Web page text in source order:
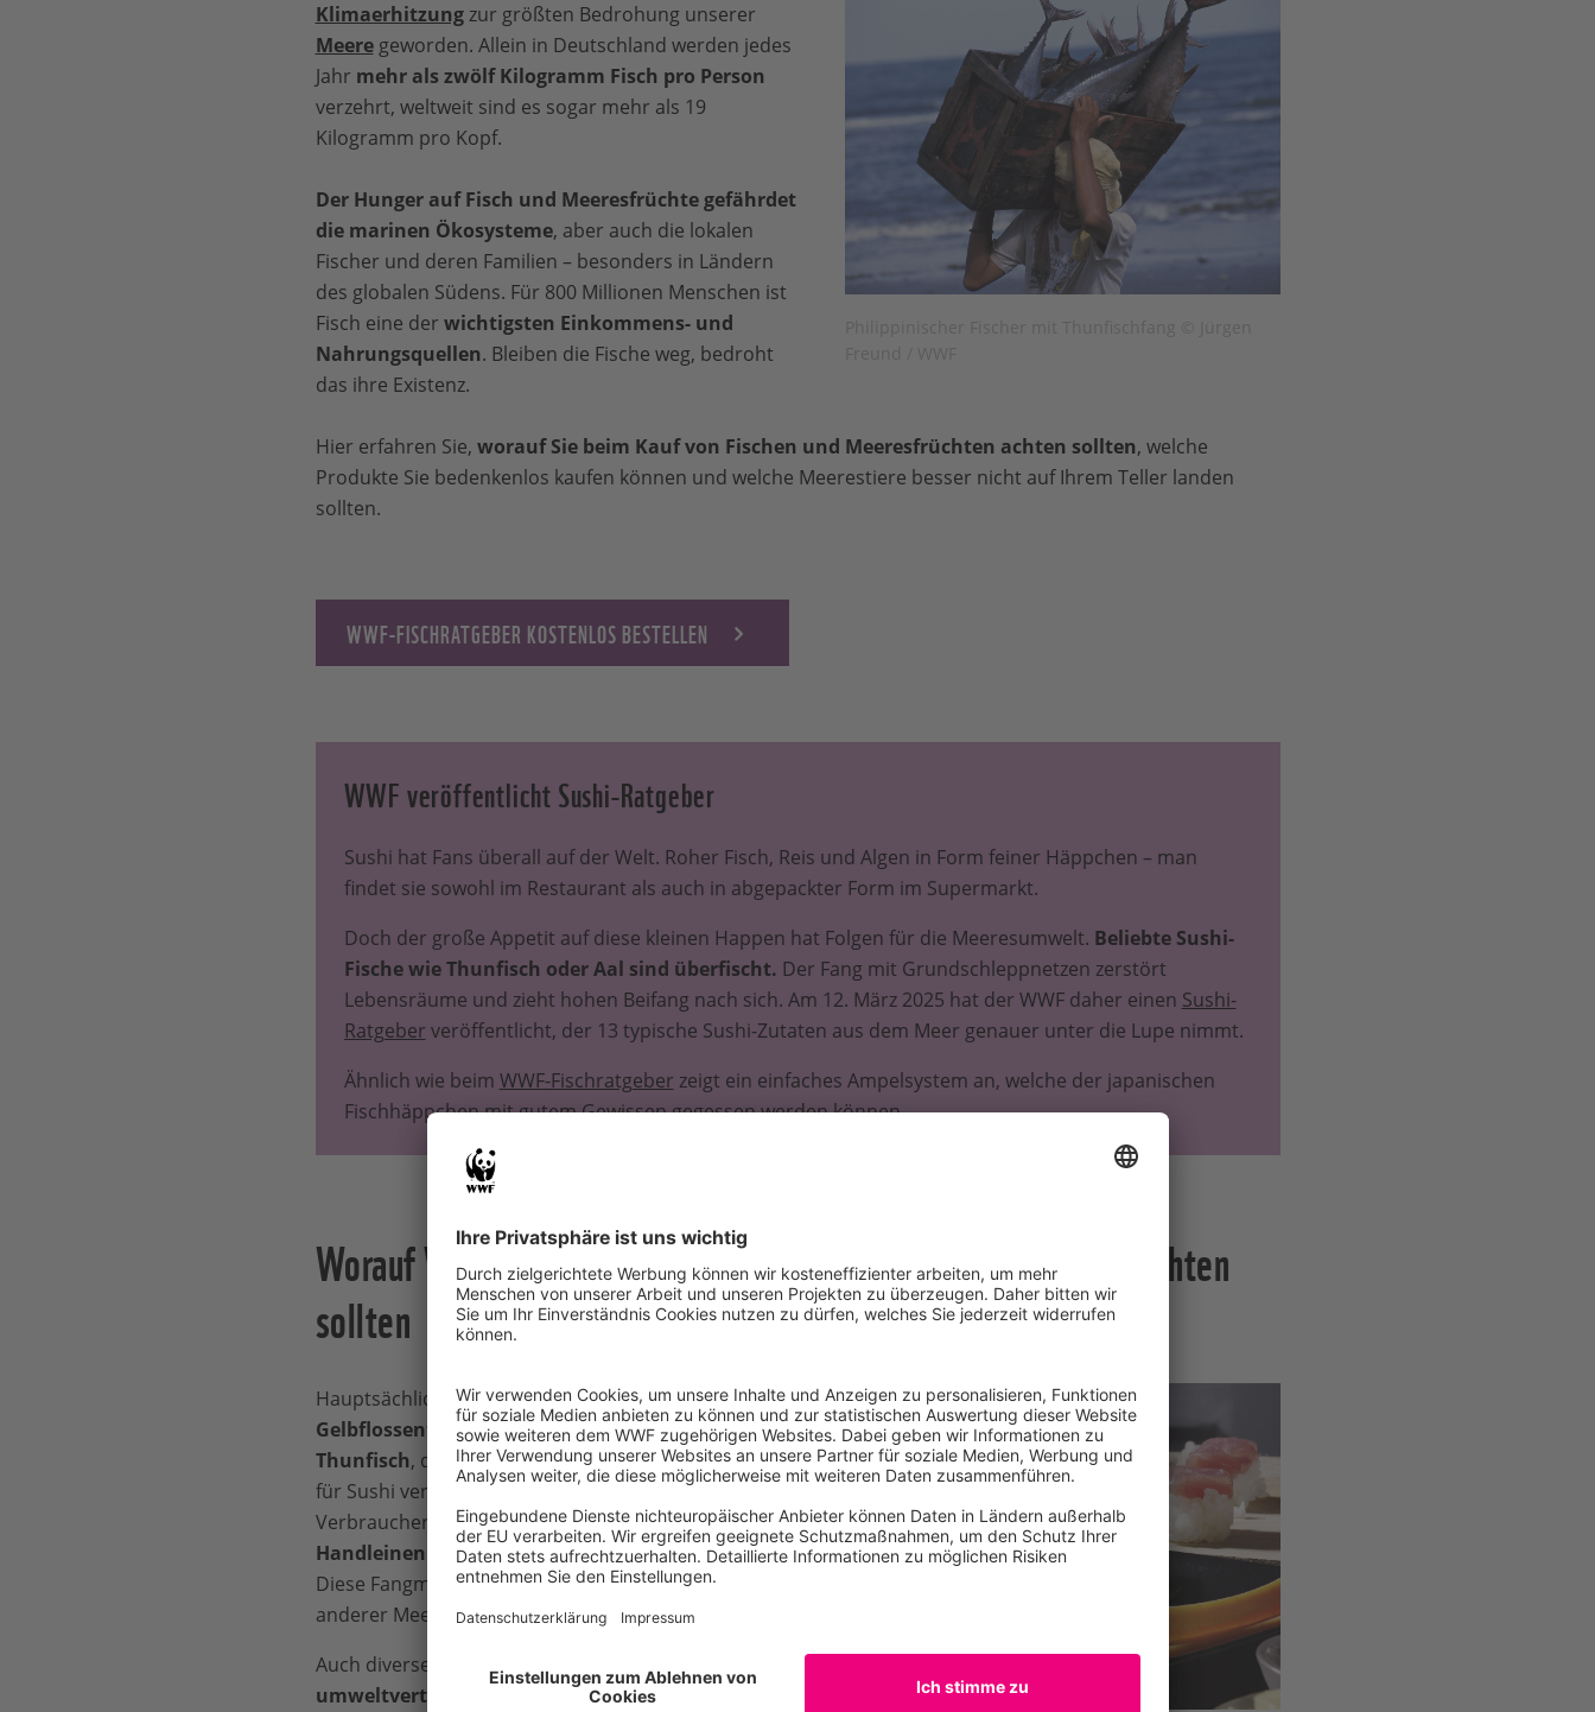
Klimaerhitzung zur größten Bedrohung unserer
Meere geworden. Allein in Deutschland werden jedes
Jahr mehr als zwölf Kilogramm Fisch pro Person
verzehrt, weltweit sind es sogar mehr als 19
Kilogramm pro Kopf.
Der Hunger auf Fisch und Meeresfrüchte gefährdet
die marinen Ökosysteme, aber auch die lokalen
Fischer und deren Familien – besonders in Ländern
des globalen Südens. Für 800 Millionen Menschen ist
Fisch eine der wichtigsten Einkommens- und
Nahrungsquellen. Bleiben die Fische weg, bedroht
das ihre Existenz.
Hier erfahren Sie, worauf Sie beim Kauf von Fischen und Meeresfrüchten achten sollten, welche
Produkte Sie bedenkenlos kaufen können und welche Meerestiere besser nicht auf Ihrem Teller landen
sollten.
WWF-FISCHRATGEBER KOSTENLOS BESTELLEN
WWF veröffentlicht Sushi-Ratgeber
Sushi hat Fans überall auf der Welt. Roher Fisch, Reis und Algen in Form feiner Häppchen – man
findet sie sowohl im Restaurant als auch in abgepackter Form im Supermarkt.
Doch der große Appetit auf diese kleinen Happen hat Folgen für die Meeresumwelt. Beliebte Sushi-
Fische wie Thunfisch oder Aal sind überfischt. Der Fang mit Grundschleppnetzen zerstört
Lebensräume und zieht hohen Beifang nach sich. Am 12. März 2025 hat der WWF daher einen Sushi-
Ratgeber veröffentlicht, der 13 typische Sushi-Zutaten aus dem Meer genauer unter die Lupe nimmt.
Ähnlich wie beim WWF-Fischratgeber zeigt ein einfaches Ampelsystem an, welche der japanischen
Fischhäppchen mit gutem Gewissen gegessen werden können.
Worauf Verbraucher:innen beim Kauf und Verzehr von Sushi achten
sollten
Hauptsächlich wird der stark befischte
Gelbflossenthunfischoder alternativBonito-
Thunfisch, dessen Bestände teilweise stabiler sind,
für Sushi verwendet. Bei beiden Arten sollten
Verbraucher:innen darauf achten, dass siemit
Handleinen oder Angelleinen gefischtwurden.
Diese Fangmethode verursacht wenig Beifang
anderer Meerestiere und schont die Meeresumwelt.
Auch diverse
Tintenfischarten gibt es aus
umweltverträglichem Fangmit Handleinen, Fallen